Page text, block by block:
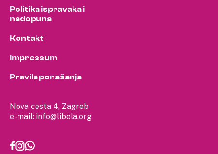
Nova cesta 4, Zagreb
e-mail: info@libela.org
Politika ispravaka i
nadopuna
Kontakt
Impressum
Pravila ponašanja